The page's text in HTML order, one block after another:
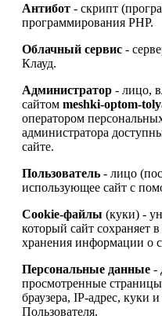
Антибот - скрипт
программирования PHP.
Облачный сервис -
Клауд.
Администратор - лицо,
сайтом meshki-optom-
оператором
администратора
сайте.
Пользователь - лицо
использующее сайт с
Cookie-файлы (куки) -
который сайт сохраняет в
хранения информации о
Персональные данные -
просмотренные
браузера, IP-адрес, куки
Пользователя.